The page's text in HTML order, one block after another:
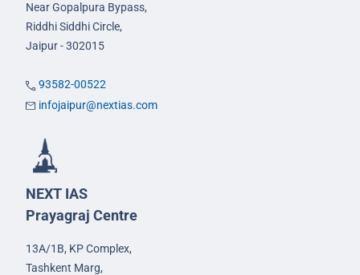
Near Gopalpura Bypass,
Riddhi Siddhi Circle,
Jaipur - 302015
93582-00522
infojaipur@nextias.com
NEXT IAS
Prayagraj Centre
13A/1B, KP Complex,
Tashkent Marg,